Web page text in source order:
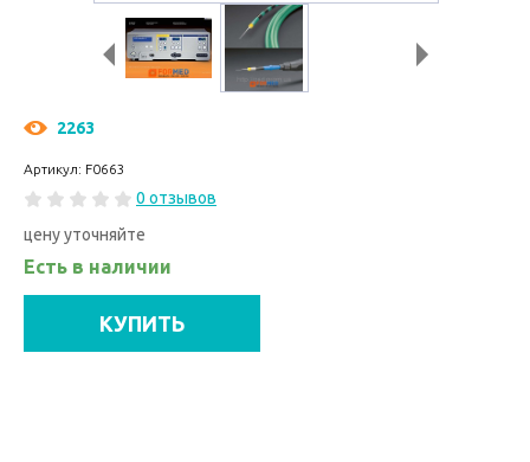
2263
Артикул: F0663
0 отзывов
цену уточняйте
Есть в наличии
КУПИТЬ